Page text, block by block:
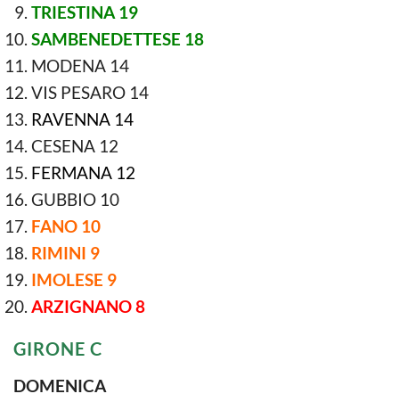
TRIESTINA 19
SAMBENEDETTESE 18
MODENA 14
VIS PESARO 14
RAVENNA 14
CESENA 12
FERMANA 12
GUBBIO 10
FANO 10
RIMINI 9
IMOLESE 9
ARZIGNANO 8
GIRONE C
DOMENICA